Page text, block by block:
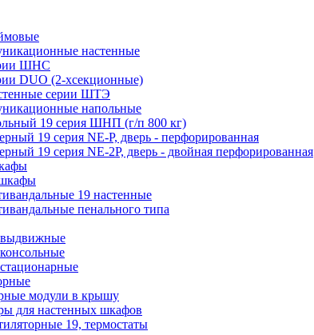
настенные
ШНС
DUO (2-хсекционные)
серии ШТЭ
напольные
19 серия ШНП (г/п 800 кг)
19 серия NE-P, дверь - перфорированная
19 серия NE-2P, дверь - двойная перфорированная
19 настенные
пенального типа
модули в крышу
для настенных шкафов
19, термостаты